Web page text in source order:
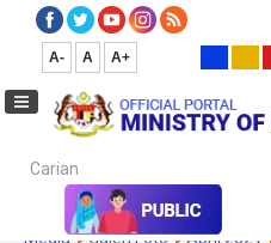
A- A A+
Carian...
Media Media Collection
Media
Galeri Foto April 2021